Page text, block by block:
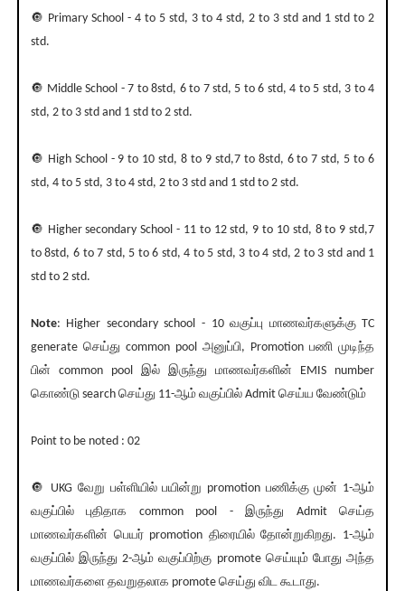
🔘 Primary School - 4 to 5 std, 3 to 4 std, 2 to 3 std and 1 std to 2
std.
🔘 Middle School - 7 to 8std, 6 to 7 std, 5 to 6 std, 4 to 5 std, 3 to 4
std, 2 to 3 std and 1 std to 2 std.
🔘 High School - 9 to 10 std, 8 to 9 std,7 to 8std, 6 to 7 std, 5 to 6
std, 4 to 5 std, 3 to 4 std, 2 to 3 std and 1 std to 2 std.
🔘 Higher secondary School - 11 to 12 std, 9 to 10 std, 8 to 9 std,7
to 8std, 6 to 7 std, 5 to 6 std, 4 to 5 std, 3 to 4 std, 2 to 3 std and 1
std to 2 std.
Note: Higher secondary school - 10 வகுப்பு மாணவர்களுக்கு TC
generate செய்து common pool அனுப்பி, Promotion பணி முடிந்த
பின் common pool இல் இருந்து மாணவர்களின் EMIS number
கொண்டு search செய்து 11-ஆம் வகுப்பில் Admit செய்ய வேண்டும்
Point to be noted : 02
🔘 UKG வேறு பள்ளியில் பயின்று promotion பணிக்கு முன் 1-ஆம்
வகுப்பில் புதிதாக common pool - இருந்து Admit செய்த
மாணவர்களின் பெயர் promotion திரையில் தோன்றுகிறது. 1-ஆம்
வகுப்பில் இருந்து 2-ஆம் வகுப்பிற்கு promote செய்யும் போது அந்த
மாணவர்களை தவறுதலாக promote செய்து விட கூடாது.